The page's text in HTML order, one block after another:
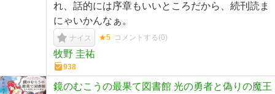
れ、話的には序章もいいところだから、続刊読ま
にゃいかんなぁ。
ナイス ★5 コメントする(0)
牧野 圭祐
938
鏡のむこうの最果て図書館 光の勇者と偽りの魔王